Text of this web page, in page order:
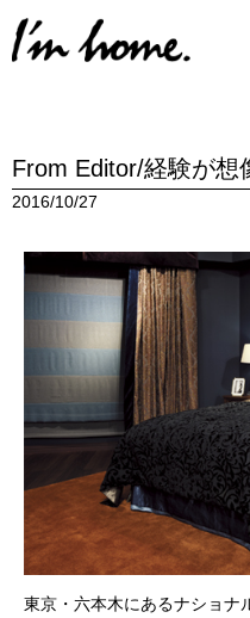
From Editor/経験が想
2016/10/27
東京・六本木にあるナショナ